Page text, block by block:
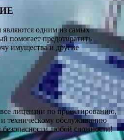
одним из самых
помогает предотвратить
имущества и другие
лицензии по проектированию,
техническому обслуживанию
безопасности любой сложности!